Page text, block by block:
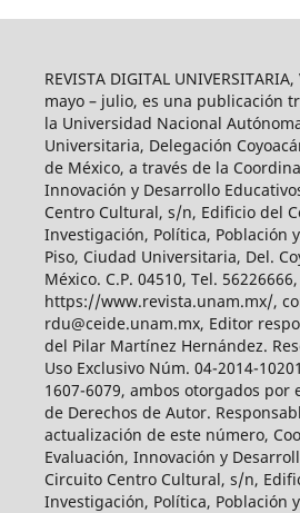
REVISTA DIGITAL
mayo – julio, es una publicación
la Universidad Nacional
Universitaria, Delegación
de México, a través de la
Innovación y Desarrollo
Centro Cultural, s/n, Edificio del
Investigación, Política, Población
Piso, Ciudad Universitaria, Del.
México. C.P. 04510, Tel.
https://www.revista.unam.mx/,
rdu@ceide.unam.mx, Editor
del Pilar Martínez Hernández.
Uso Exclusivo Núm. 04-2014-
1607-6079, ambos otorgados
de Derechos de Autor.
actualización de este número,
Evaluación, Innovación y
Circuito Centro Cultural, s/n,
Investigación, Política, Población